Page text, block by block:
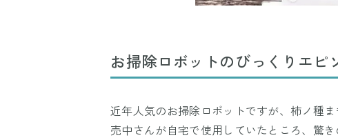
お掃除ロボットのびっくりエピ
近年人気のお掃除ロボットですが、柿ノ種
売中さんが自宅で使用していたところ、驚き